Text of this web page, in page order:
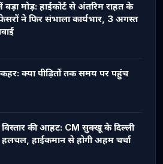
बड़ा मोड़: हाईकोर्ट से अंतरिम राहत के
ने फिर संभाला कार्यभार, 3 अगस्त
क्या पीड़ितों तक समय पर पहुंच
की आहट: CM सुक्खू के दिल्ली
हलचल, हाईकमान से होगी अहम चर्चा